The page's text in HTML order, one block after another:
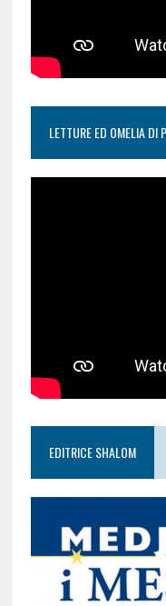
LETTURE ED OMELIA DI
EDITRICE SHALOM